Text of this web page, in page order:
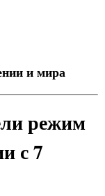
и мира
режим
с 7